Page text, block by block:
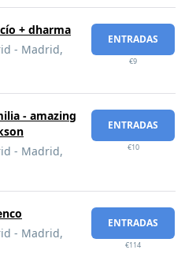
+ dharma
- Madrid,
ENTRADAS
€9
- amazing
- Madrid,
ENTRADAS
€10
- Madrid,
ENTRADAS
€114